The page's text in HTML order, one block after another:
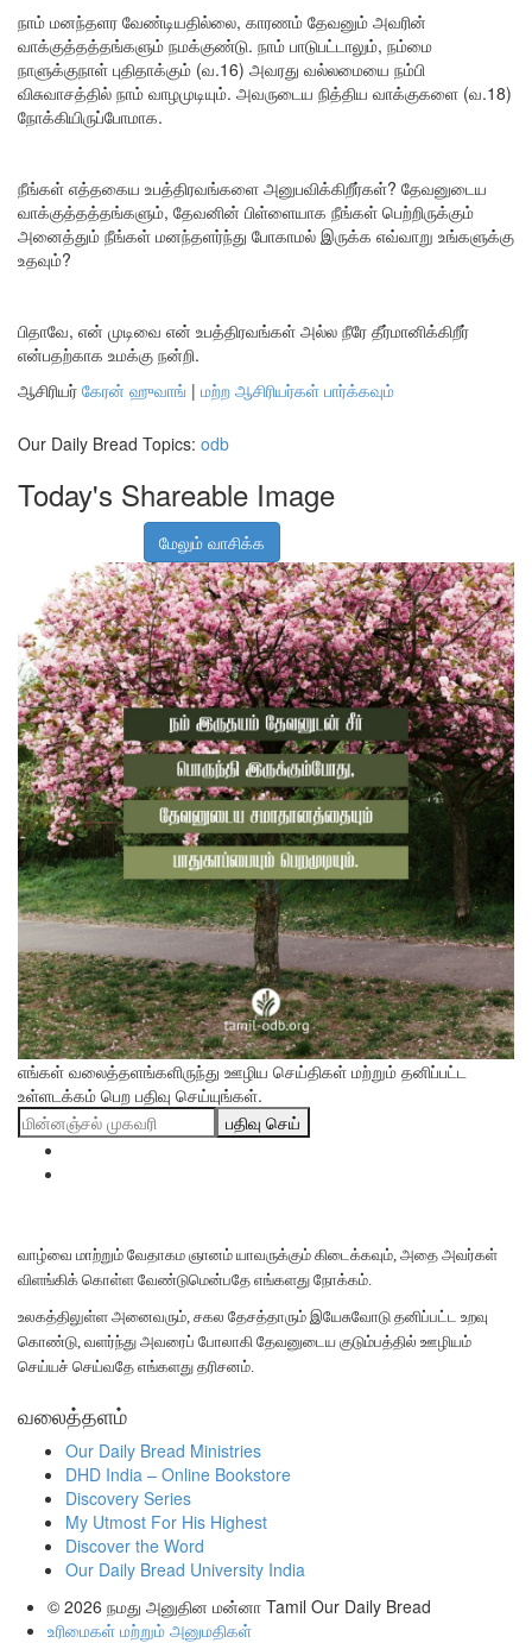
நாம் மனந்தளர வேண்டியதில்லை, காரணம் தேவனும் அவரின்
வாக்குத்தத்தங்களும் நமக்குண்டு. நாம் பாடுபட்டாலும், நம்மை
நாளுக்குநாள் புதிதாக்கும் (வ.16) அவரது வல்லமையை நம்பி
விசுவாசத்தில் நாம் வாழமுடியும். அவருடைய நித்திய வாக்குகளை (வ.18)
நோக்கியிருப்போமாக.
நீங்கள் எத்தகைய உபத்திரவங்களை அனுபவிக்கிறீர்கள்? தேவனுடைய
வாக்குத்தத்தங்களும், தேவனின் பிள்ளையாக நீங்கள் பெற்றிருக்கும்
அனைத்தும் நீங்கள் மனந்தளர்ந்து போகாமல் இருக்க எவ்வாறு உங்களுக்கு
உதவும்?
பிதாவே, என் முடிவை என் உபத்திரவங்கள் அல்ல நீரே தீர்மானிக்கிறீர்
என்பதற்காக உமக்கு நன்றி.
ஆசிரியர் கேரன் ஹுவாங் | மற்ற ஆசிரியர்கள் பார்க்கவும்
Our Daily Bread Topics: odb
Today's Shareable Image
மேலும் வாசிக்க
எங்கள் வலைத்தளங்களிருந்து ஊழிய செய்திகள் மற்றும் தனிப்பட்ட
உள்ளடக்கம் பெற பதிவு செய்யுங்கள்.
பதிவு செய்
வாழ்வை மாற்றும் வேதாகம ஞானம் யாவருக்கும் கிடைக்கவும், அதை அவர்கள்
விளங்கிக் கொள்ள வேண்டுமென்பதே எங்களது நோக்கம்.
உலகத்திலுள்ள அனைவரும், சகல தேசத்தாரும் இயேசுவோடு தனிப்பட்ட உறவு
கொண்டு, வளர்ந்து அவரைப் போலாகி தேவனுடைய குடும்பத்தில் ஊழியம்
செய்யச் செய்வதே எங்களது தரிசனம்.
வலைத்தளம்
Our Daily Bread Ministries
DHD India – Online Bookstore
Discovery Series
My Utmost For His Highest
Discover the Word
Our Daily Bread University India
© 2026 நமது அனுதின மன்னா Tamil Our Daily Bread
உரிமைகள் மற்றும் அனுமதிகள்